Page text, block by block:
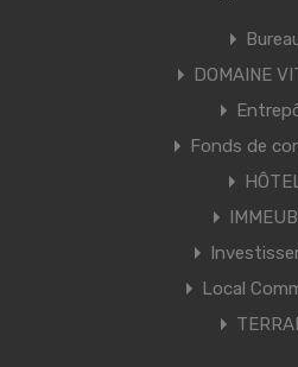
DOMAINE
Fonds de
Local